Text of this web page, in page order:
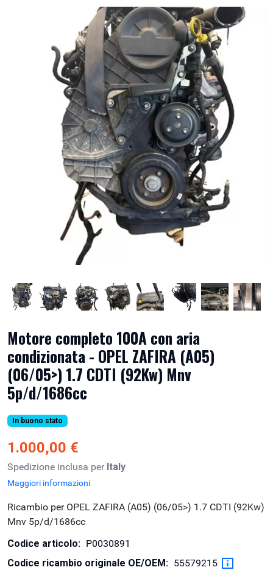
Motore completo 100A con aria
condizionata - OPEL ZAFIRA (A05)
(06/05>) 1.7 CDTI (92Kw) Mnv
5p/d/1686cc
In buono stato
1.000,00 €
Spedizione inclusa per Italy
Maggiori informazioni
Ricambio per OPEL ZAFIRA (A05) (06/05>) 1.7 CDTI (92Kw)
Mnv 5p/d/1686cc
Codice articolo: P0030891
Codice ricambio originale OE/OEM: 55579215